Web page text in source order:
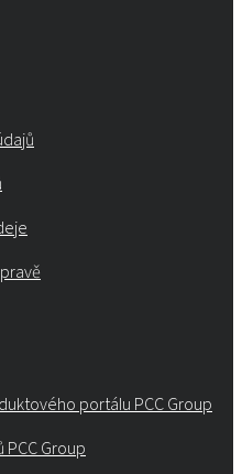
portálu PCC Group
Group